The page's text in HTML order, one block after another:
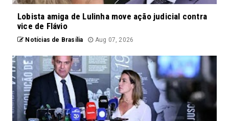
Lobista amiga de Lulinha move ação judicial contra
vice de Flávio
Notícias de Brasília Aug 07, 2026